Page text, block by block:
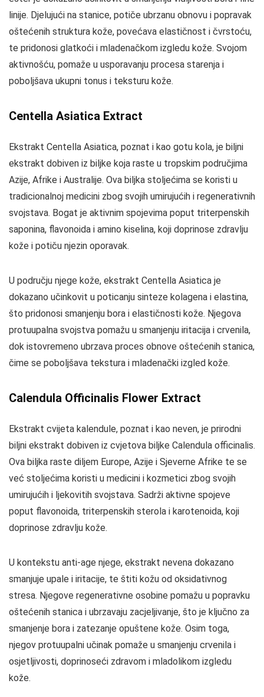
linije. Djelujući na stanice, potiče ubrzanu obnovu i popravak
oštećenih struktura kože, povećava elastičnost i čvrstoću,
te pridonosi glatkoći i mladenačkom izgledu kože. Svojom
aktivnošću, pomaže u usporavanju procesa starenja i
poboljšava ukupni tonus i teksturu kože.
Centella Asiatica Extract
Ekstrakt Centella Asiatica, poznat i kao gotu kola, je biljni
ekstrakt dobiven iz biljke koja raste u tropskim područjima
Azije, Afrike i Australije. Ova biljka stoljećima se koristi u
tradicionalnoj medicini zbog svojih umirujućih i regenerativnih
svojstava. Bogat je aktivnim spojevima poput triterpenskih
saponina, flavonoida i amino kiselina, koji doprinose zdravlju
kože i potiču njezin oporavak.
U području njege kože, ekstrakt Centella Asiatica je
dokazano učinkovit u poticanju sinteze kolagena i elastina,
što pridonosi smanjenju bora i elastičnosti kože. Njegova
protuupalna svojstva pomažu u smanjenju iritacija i crvenila,
dok istovremeno ubrzava proces obnove oštećenih stanica,
čime se poboljšava tekstura i mladenački izgled kože.
Calendula Officinalis Flower Extract
Ekstrakt cvijeta kalendule, poznat i kao neven, je prirodni
biljni ekstrakt dobiven iz cvjetova biljke Calendula officinalis.
Ova biljka raste diljem Europe, Azije i Sjeverne Afrike te se
već stoljećima koristi u medicini i kozmetici zbog svojih
umirujućih i ljekovitih svojstava. Sadrži aktivne spojeve
poput flavonoida, triterpenskih sterola i karotenoida, koji
doprinose zdravlju kože.
U kontekstu anti-age njege, ekstrakt nevena dokazano
smanjuje upale i iritacije, te štiti kožu od oksidativnog
stresa. Njegove regenerativne osobine pomažu u popravku
oštećenih stanica i ubrzavaju zacjeljivanje, što je ključno za
smanjenje bora i zatezanje opuštene kože. Osim toga,
njegov protuupalni učinak pomaže u smanjenju crvenila i
osjetljivosti, doprinoseći zdravom i mladolikom izgledu
kože.